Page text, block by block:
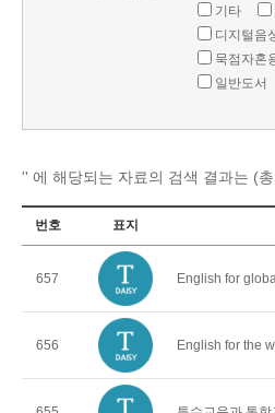
기타
디지털음
묵점자혼
일반도서
'' 에 해당되는 자료의 검색 결과는 (총
번호 표지
657 English for
656 English for the